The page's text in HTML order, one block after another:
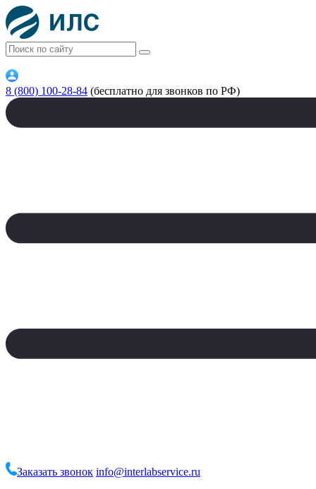
8 (800) 100-28-84 (бесплатно для звонков по РФ)
Заказать звонок info@interlabservice.ru